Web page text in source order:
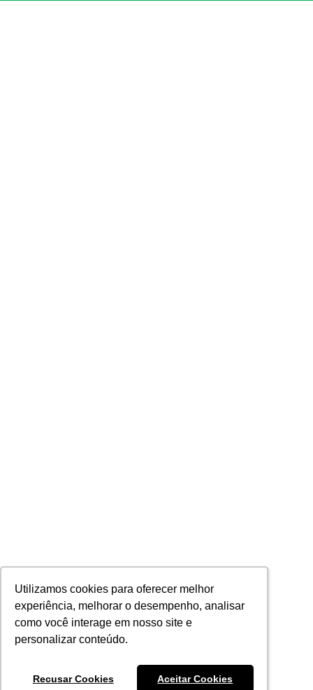
Utilizamos cookies para oferecer melhor
experiência, melhorar o desempenho, analisar
como você interage em nosso site e
personalizar conteúdo.
Recusar Cookies Aceitar Cookies
Utilizamos cookies para oferecer melhor
experiência, melhorar o desempenho, analisar
como você interage em nosso site e
personalizar conteúdo.
Recusar Cookies Aceitar Cookies